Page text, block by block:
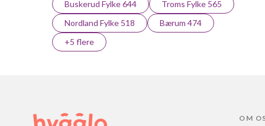
Buskerud Fylke 644
Troms Fylke 565
Nordland Fylke 518
Bærum 474
+5 flere
OM